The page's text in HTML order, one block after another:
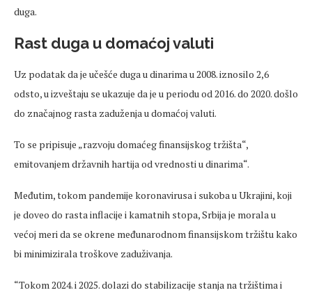
duga.
Rast duga u domaćoj valuti
Uz podatak da je učešće duga u dinarima u 2008. iznosilo 2,6
odsto, u izveštaju se ukazuje da je u periodu od 2016. do 2020. došlo
do značajnog rasta zaduženja u domaćoj valuti.
To se pripisuje „razvoju domaćeg finansijskog tržišta“,
emitovanjem državnih hartija od vrednosti u dinarima“.
Međutim, tokom pandemije koronavirusa i sukoba u Ukrajini, koji
je doveo do rasta inflacije i kamatnih stopa, Srbija je morala u
većoj meri da se okrene međunarodnom finansijskom tržištu kako
bi minimizirala troškove zaduživanja.
“Tokom 2024. i 2025. dolazi do stabilizacije stanja na tržištima i